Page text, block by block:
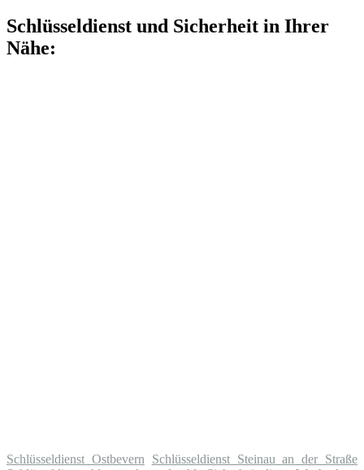
Schlüsseldienst und Sicherheit in Ihrer
Nähe:
Schlüsseldienst Ostbevern
Schlüsseldienst Steinau an der Straße